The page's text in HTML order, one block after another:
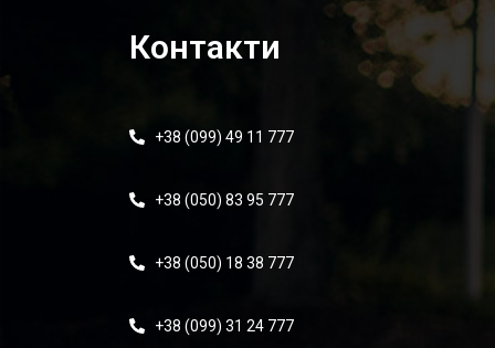
Контакти
+38 (099) 49 11 777
+38 (050) 83 95 777
+38 (050) 18 38 777
+38 (099) 31 24 777